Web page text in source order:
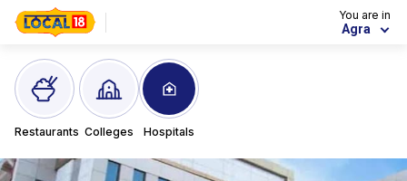
You are in
Agra
Restaurants Colleges Hospitals